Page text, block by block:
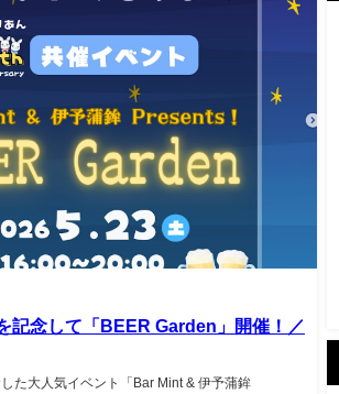
記念して「BEER Garden」開催！／
た大人気イベント「Bar Mint & 伊予蒲鉾